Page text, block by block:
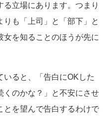
立場にあります。つまり
も「上司」と「部下」と
女を知ることのほうが先に
いると、「告白にOKした
くのかな？」と不安にさせ
とを望んで告白するわけで